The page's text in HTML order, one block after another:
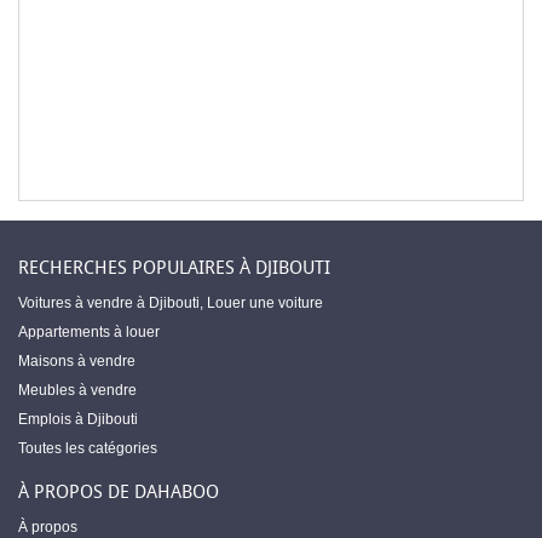
RECHERCHES POPULAIRES À DJIBOUTI
Voitures à vendre à Djibouti, Louer une voiture
Appartements à louer
Maisons à vendre
Meubles à vendre
Emplois à Djibouti
Toutes les catégories
À PROPOS DE DAHABOO
À propos